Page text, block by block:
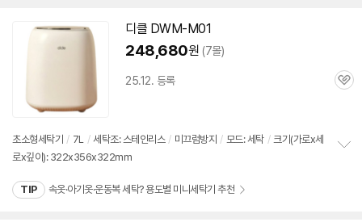
디클 DWM-M01
248,680원 (7몰)
25.12. 등록
관
초소형세탁기 / 7L / 세탁조: 스테인리스 / 미끄럼방지 / 모드: 세탁 / 크기(가로x세
로x깊이): 322x356x322mm
TIP 속옷·아기옷·운동복 세탁? 용도별 미니세탁기 추천